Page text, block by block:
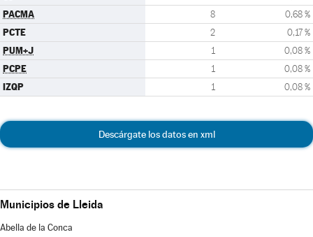
PACMA 8 0,68 %
PCTE 2 0,17 %
PUM+J 1 0,08 %
PCPE 1 0,08 %
IZQP 1 0,08 %
Descárgate los datos en xml
Municipios de Lleida
Abella de la Conca